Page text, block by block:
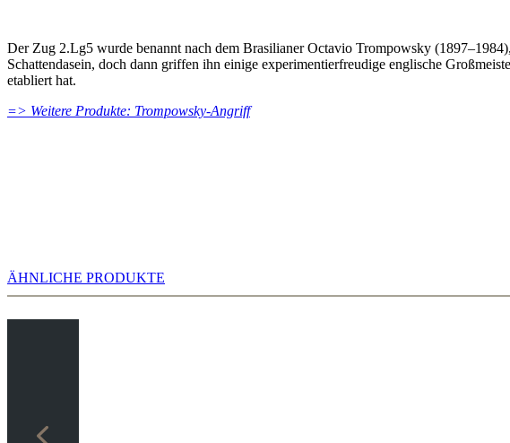
Der Zug 2.Lg5 wurde benannt nach dem Brasilianer Octavio Trompowsky
Schattendasein, doch dann griffen ihn einige experimentierfreudige englische
etabliert hat.
=> Weitere Produkte: Trompowsky-Angriff
ÄHNLICHE PRODUKTE